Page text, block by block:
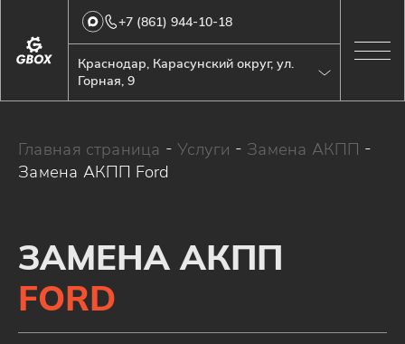
Краснодар, Карасунский округ, ул.
Горная, 9
+7 (861) 944-10-18
Главная страница - Услуги - Замена АКПП -
Замена АКПП Ford
ЗАМЕНА АКПП
FORD